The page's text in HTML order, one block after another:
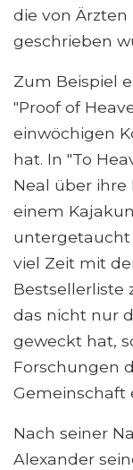
die von
geschrieben
Zum Beispiel
"Proof of
einwöchigen
hat. In "To
Neal über ihre
einem
untergetaucht
viel Zeit mit
Bestsellerliste
das nicht nur
geweckt hat,
Forschungen
Gemeinschaft
Nach seiner
Alexander